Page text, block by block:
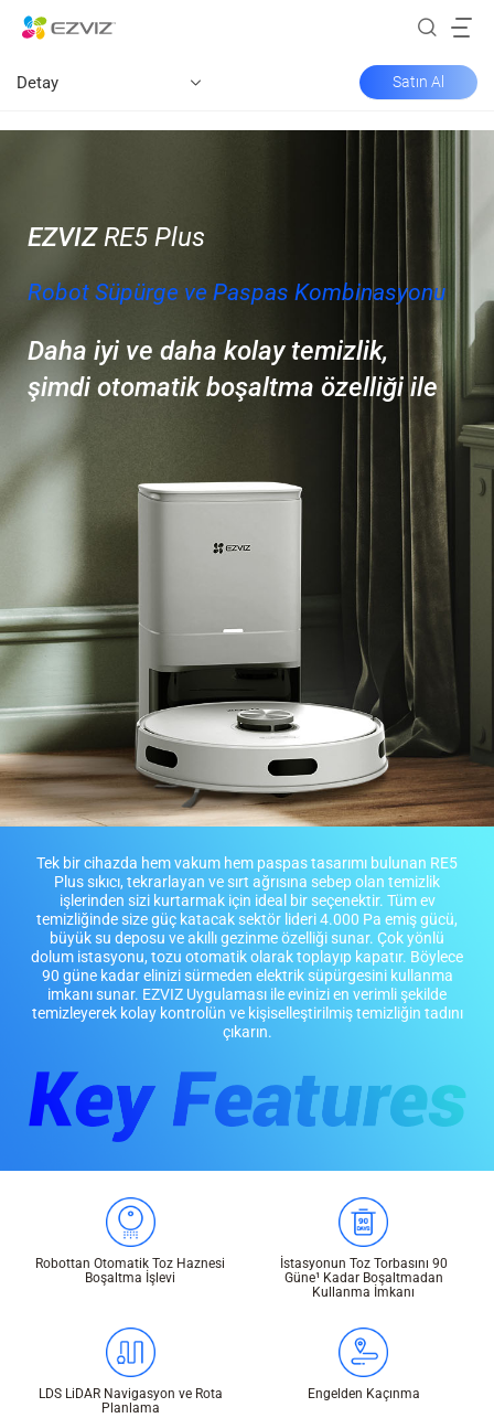
Detay Satın Al
EZVIZRE5 Plus
Robot Süpürge ve Paspas Kombinasyonu
Daha iyi ve daha kolay temizlik,
şimdi otomatik boşaltma özelliği ile
Tek bir cihazda hem vakum hem paspas tasarımı bulunan RE5
Plus sıkıcı, tekrarlayan ve sırt ağrısına sebep olan temizlik
işlerinden sizi kurtarmak için ideal bir seçenektir. Tüm ev
temizliğinde size güç katacak sektör lideri 4.000 Pa emiş gücü,
büyük su deposu ve akıllı gezinme özelliği sunar. Çok yönlü
dolum istasyonu, tozu otomatik olarak toplayıp kapatır. Böylece
90 güne kadar elinizi sürmeden elektrik süpürgesini kullanma
imkanı sunar. EZVIZ Uygulaması ile evinizi en verimli şekilde
temizleyerek kolay kontrolün ve kişiselleştirilmiş temizliğin tadını
çıkarın.
Robottan Otomatik Toz Haznesi
Boşaltma İşlevi
İstasyonun Toz Torbasını 90
Güne¹ Kadar Boşaltmadan
Kullanma İmkanı
LDS LiDAR Navigasyon ve Rota
Planlama
Engelden Kaçınma